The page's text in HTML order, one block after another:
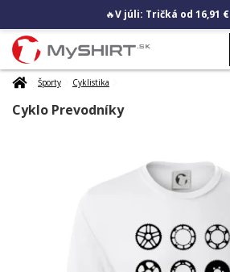
🔥V júli: Tričká od 16,91 €
Športy Cyklistika
Cyklo Prevodníky